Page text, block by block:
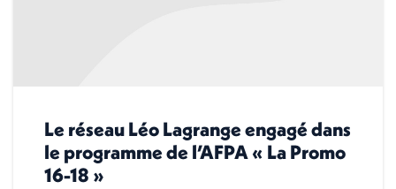
Le réseau Léo Lagrange engagé dans
le programme de l’AFPA « La Promo
16-18 »